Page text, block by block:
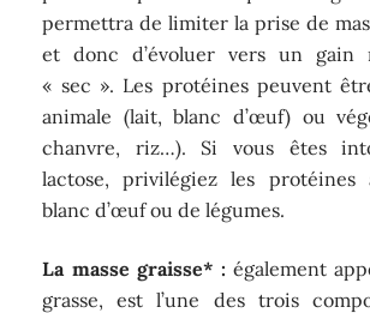
permettra de limiter la prise de
et donc d’évoluer vers un gain
« sec ». Les protéines peuvent
animale (lait, blanc d’œuf) ou
chanvre, riz…). Si vous êtes
lactose, privilégiez les protéines
blanc d’œuf ou de légumes.
La masse graisse* : également
grasse, est l’une des trois